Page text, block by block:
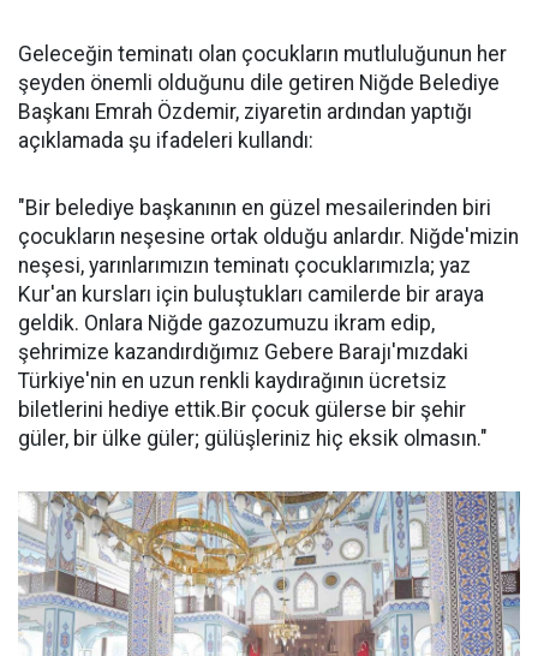
Geleceğin teminatı olan çocukların mutluluğunun her
şeyden önemli olduğunu dile getiren Niğde Belediye
Başkanı Emrah Özdemir, ziyaretin ardından yaptığı
açıklamada şu ifadeleri kullandı:
"Bir belediye başkanının en güzel mesailerinden biri
çocukların neşesine ortak olduğu anlardır. Niğde'mizin
neşesi, yarınlarımızın teminatı çocuklarımızla; yaz
Kur'an kursları için buluştukları camilerde bir araya
geldik. Onlara Niğde gazozumuzu ikram edip,
şehrimize kazandırdığımız Gebere Barajı'mızdaki
Türkiye'nin en uzun renkli kaydırağının ücretsiz
biletlerini hediye ettik.Bir çocuk gülerse bir şehir
güler, bir ülke güler; gülüşleriniz hiç eksik olmasın."